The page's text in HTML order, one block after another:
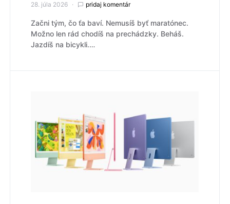
28. júla 2026 pridaj komentár
Začni tým, čo ťa baví. Nemusíš byť maratónec.
Možno len rád chodíš na prechádzky. Beháš.
Jazdíš na bicykli.…